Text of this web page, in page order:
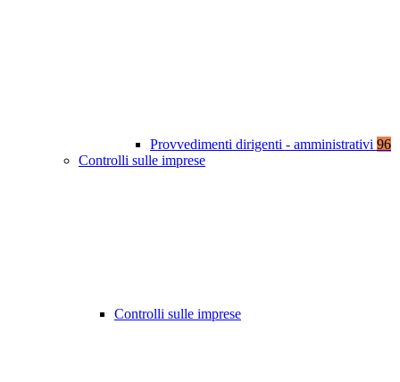
Provvedimenti dirigenti - amministrativi 96
Controlli sulle imprese
Controlli sulle imprese